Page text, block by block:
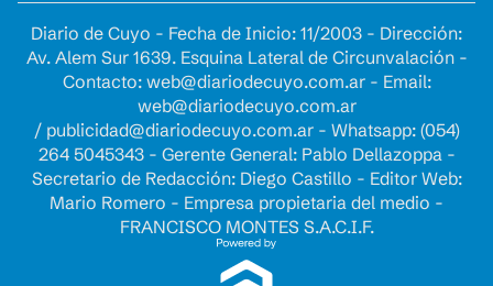
Diario de Cuyo - Fecha de Inicio: 11/2003 - Dirección:
Av. Alem Sur 1639. Esquina Lateral de Circunvalación -
Contacto: web@diariodecuyo.com.ar- Email:
web@diariodecuyo.com.ar
/ publicidad@diariodecuyo.com.ar- Whatsapp: (054)
264 5045343 - Gerente General: Pablo Dellazoppa -
Secretario de Redacción: Diego Castillo - Editor Web:
Mario Romero - Empresa propietaria del medio -
FRANCISCO MONTES S.A.C.I.F.